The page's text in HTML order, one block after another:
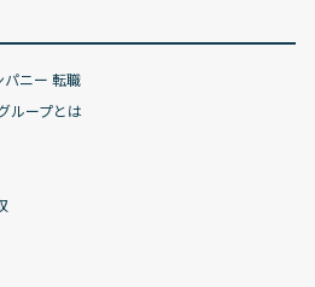
パニー 転職
ループとは